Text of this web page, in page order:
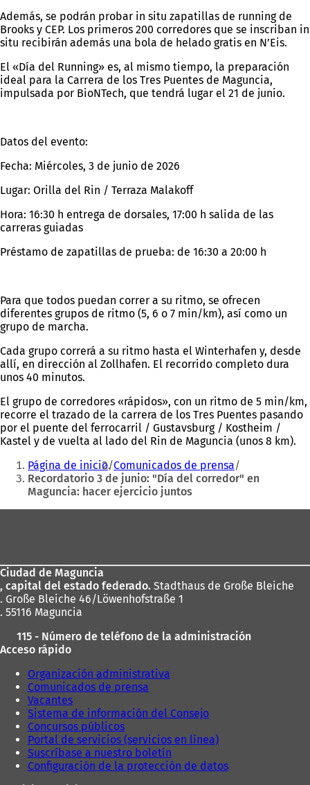
Además, se podrán probar in situ zapatillas de running de
Brooks y CEP. Los primeros 200 corredores que se inscriban in
situ recibirán además una bola de helado gratis en N’Eis.
El «Día del Running» es, al mismo tiempo, la preparación
ideal para la Carrera de los Tres Puentes de Maguncia,
impulsada por BioNTech, que tendrá lugar el 21 de junio.
Datos del evento:
Fecha: Miércoles, 3 de junio de 2026
Lugar: Orilla del Rin / Terraza Malakoff
Hora: 16:30 h entrega de dorsales, 17:00 h salida de las
carreras guiadas
Préstamo de zapatillas de prueba: de 16:30 a 20:00 h
Para que todos puedan correr a su ritmo, se ofrecen
diferentes grupos de ritmo (5, 6 o 7 min/km), así como un
grupo de marcha.
Cada grupo correrá a su ritmo hasta el Winterhafen y, desde
allí, en dirección al Zollhafen. El recorrido completo dura
unos 40 minutos.
El grupo de corredores «rápidos», con un ritmo de 5 min/km,
recorre el trazado de la carrera de los Tres Puentes pasando
por el puente del ferrocarril / Gustavsburg / Kostheim /
Kastel y de vuelta al lado del Rin de Maguncia (unos 8 km).
Estás
aquí:
Página de inicio Comunicados de prensa
Recordatorio 3 de junio: "Día del corredor" en
Maguncia: hacer ejercicio juntos
pies
Ciudad de Maguncia
, capital del estado federado. Stadthaus de Große Bleiche
. Große Bleiche 46/Löwenhofstraße 1
. 55116 Maguncia
115 - Número de teléfono de la administración
Acceso rápido
Organización administrativa
Comunicados de prensa
Vacantes
Sistema de información del Consejo
Concursos públicos
Portal de servicios (servicios en línea)
Suscríbase a nuestro boletín
Configuración de la protección de datos